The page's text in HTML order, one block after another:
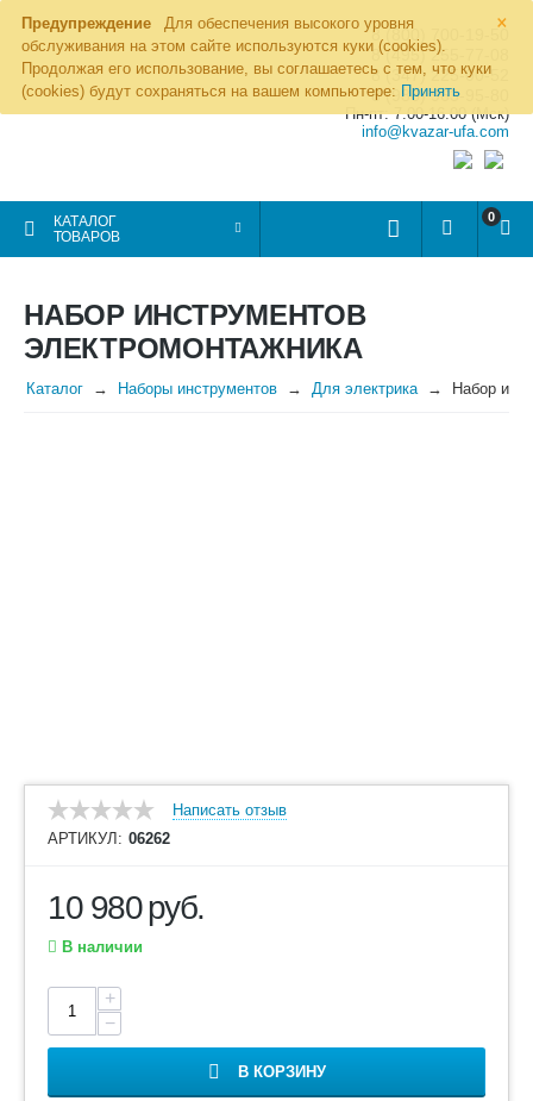
×
Предупреждение
Для обеспечения высокого уровня
обслуживания на этом сайте используются куки (cookies).
Продолжая его использование, вы соглашаетесь с тем, что куки
(cookies) будут сохраняться на вашем компьютере: Принять
8 (800) 700-19-50
8 (495) 255-77-08
8 (347) 225-00-52
8 (986) 963-95-80
Пн-пт: 7.00-16.00 (Мск)
info@kvazar-ufa.com
КАТАЛОГ
ТОВАРОВ
0
НАБОР ИНСТРУМЕНТОВ
ЭЛЕКТРОМОНТАЖНИКА
Каталог Наборы инструментов Для электрика Набор
Написать отзыв
АРТИКУЛ: 06262
10 980руб.
В наличии
+
−
В КОРЗИНУ